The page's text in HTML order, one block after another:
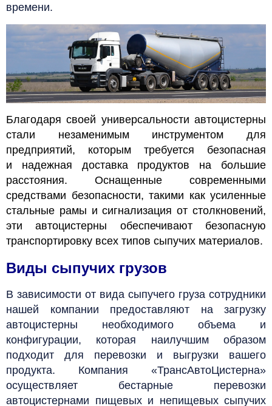
времени.
Благодаря своей универсальности автоцистерны
стали незаменимым инструментом для
предприятий, которым требуется безопасная
и надежная доставка продуктов на большие
расстояния. Оснащенные современными
средствами безопасности, такими как усиленные
стальные рамы и сигнализация от столкновений,
эти автоцистерны обеспечивают безопасную
транспортировку всех типов сыпучих материалов.
Виды сыпучих грузов
В зависимости от вида сыпучего груза сотрудники
нашей компании предоставляют на загрузку
автоцистерны необходимого объема и
конфигурации, которая наилучшим образом
подходит для перевозки и выгрузки вашего
продукта. Компания «ТрансАвтоЦистерна»
осуществляет бестарные перевозки
автоцистернами пищевых и непищевых сыпучих